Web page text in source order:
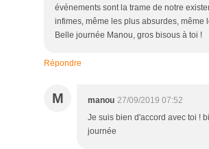
événements sont la trame de notre
infimes, même les plus absurdes, même
Belle journée Manou, gros bisous à toi !
Répondre
M manou 27/09/2019 07:52
Je suis bien d'accord avec toi !
journée